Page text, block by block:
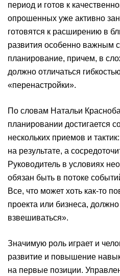
период и готов к
опрошенных уже активно
готовятся к расширению в
развития особенно важным
планирование, причем, в
должно отличаться
«перенастройки».
По словам Натальи
планировании достигается
нескольких приемов и
на результате, а
Руководитель в условиях
обязан быть в потоке
Все, что может хоть как-то
проекта или бизнеса,
взвешиваться».
Значимую роль играет и
развитие и повышение
на первые позиции.